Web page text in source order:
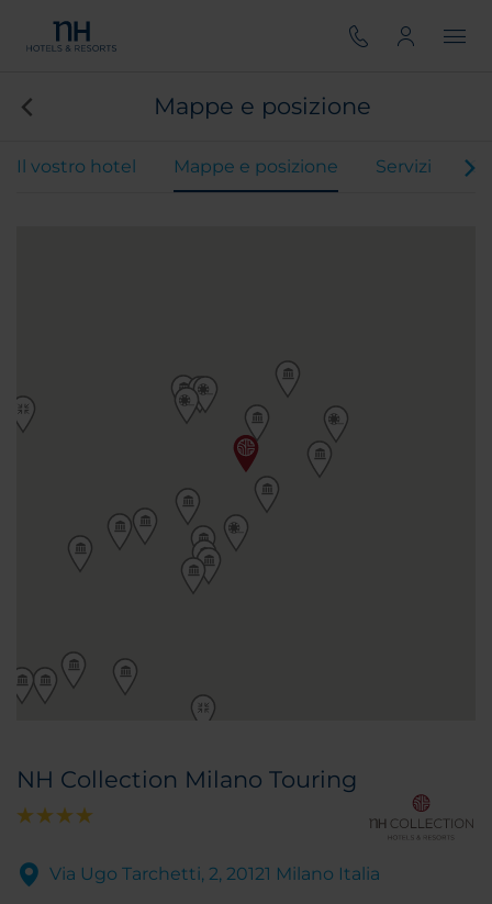
Mappe e posizione
Il vostro hotel Mappe e posizione Servizi
NH Collection Milano Touring
Via Ugo Tarchetti, 2, 20121 Milano Italia